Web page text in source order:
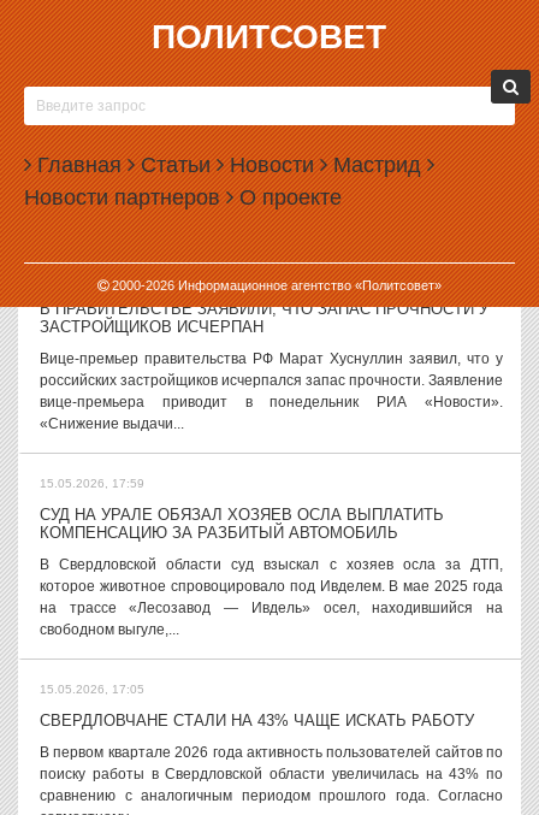
ПОЛИТСОВЕТ
Главная Статьи Новости Мастрид
Новости партнеров О проекте
2000-2026Информационное агентство «Политсовет»
18.05.2026, 10:11
В СВЕРДЛОВСКОЙ ОБЛАСТИ СОЗДАЛИ РАБОЧУЮ ГРУППУ
ПО МАРШРУТИЗАЦИИ МОЛОДЕЖИ К РАБОТОДАТЕЛЯМ
В правительстве Свердловской области создана рабочая группа,
которая займется развитием профориентации и маршрутизации
молодых людей к будущим работодателям. Постановление «О
создании...
18.05.2026, 09:41
В ПРАВИТЕЛЬСТВЕ ЗАЯВИЛИ, ЧТО ЗАПАС ПРОЧНОСТИ У
ЗАСТРОЙЩИКОВ ИСЧЕРПАН
Вице-премьер правительства РФ Марат Хуснуллин заявил, что у
российских застройщиков исчерпался запас прочности. Заявление
вице-премьера приводит в понедельник РИА «Новости».
«Снижение выдачи...
15.05.2026, 17:59
СУД НА УРАЛЕ ОБЯЗАЛ ХОЗЯЕВ ОСЛА ВЫПЛАТИТЬ
КОМПЕНСАЦИЮ ЗА РАЗБИТЫЙ АВТОМОБИЛЬ
В Свердловской области суд взыскал с хозяев осла за ДТП,
которое животное спровоцировало под Ивделем. В мае 2025 года
на трассе «Лесозавод — Ивдель» осел, находившийся на
свободном выгуле,...
15.05.2026, 17:05
СВЕРДЛОВЧАНЕ СТАЛИ НА 43% ЧАЩЕ ИСКАТЬ РАБОТУ
В первом квартале 2026 года активность пользователей сайтов по
поиску работы в Свердловской области увеличилась на 43% по
сравнению с аналогичным периодом прошлого года. Согласно